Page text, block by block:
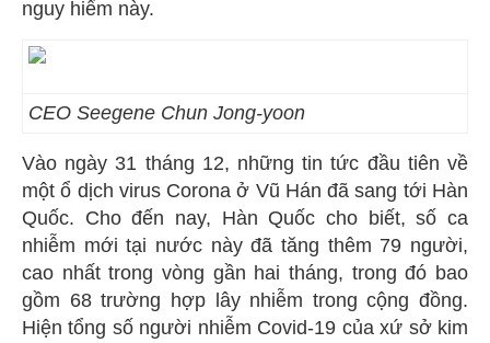
nguy hiểm này.
CEO Seegene Chun Jong-yoon
Vào ngày 31 tháng 12, những tin tức đầu tiên về
một ổ dịch virus Corona ở Vũ Hán đã sang tới Hàn
Quốc. Cho đến nay, Hàn Quốc cho biết, số ca
nhiễm mới tại nước này đã tăng thêm 79 người,
cao nhất trong vòng gần hai tháng, trong đó bao
gồm 68 trường hợp lây nhiễm trong cộng đồng.
Hiện tổng số người nhiễm Covid-19 của xứ sở kim